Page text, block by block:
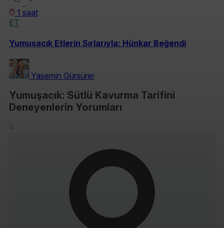
1 saat
ET
Yumuşacık Etlerin Sırlarıyla: Hünkar Beğendi
Yasemin Gürsürer
Yumuşacık: Sütlü Kavurma Tarifini
Deneyenlerin Yorumları
0